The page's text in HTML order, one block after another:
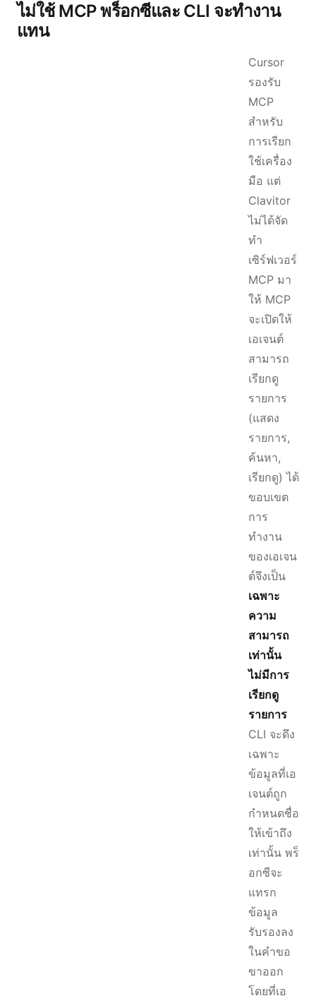
ไม่ใช้ MCP พร็อกซีและ CLI จะทำงาน
แทน
Cursor
รองรับ
MCP
สำหรับ
การเรียก
ใช้เครื่อง
มือ แต่
Clavitor
ไม่ได้จัด
ทำ
เซิร์ฟเวอร์
MCP มา
ให้ MCP
จะเปิดให้
เอเจนต์
สามารถ
เรียกดู
รายการ
(แสดง
รายการ,
ค้นหา,
เรียกดู) ได้
ขอบเขต
การ
ทำงาน
ของเอเจน
ต์จึงเป็น
เฉพาะ
ความ
สามารถ
เท่านั้น
ไม่มีการ
เรียกดู
รายการ
CLI จะดึง
เฉพาะ
ข้อมูลที่เอ
เจนต์ถูก
กำหนดชื่อ
ให้เข้าถึง
เท่านั้น พร็
อกซีจะ
แทรก
ข้อมูล
รับรองลง
ในคำขอ
ขาออก
โดยที่เอ